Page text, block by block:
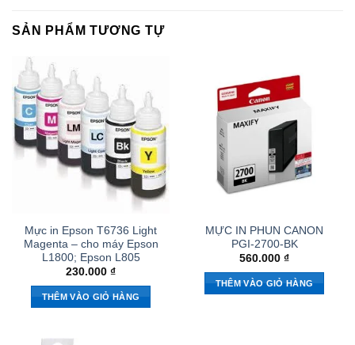
SẢN PHẨM TƯƠNG TỰ
Mực in Epson T6736 Light
Magenta – cho máy Epson
L1800; Epson L805
230.000 ₫
THÊM VÀO GIỎ HÀNG
MỰC IN PHUN CANON
PGI-2700-BK
560.000 ₫
THÊM VÀO GIỎ HÀNG